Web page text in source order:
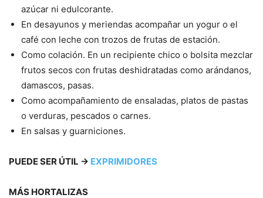
azúcar ni edulcorante.
En desayunos y meriendas acompañar un yogur o el
café con leche con trozos de frutas de estación.
Como colación. En un recipiente chico o bolsita mezclar
frutos secos con frutas deshidratadas como arándanos,
damascos, pasas.
Como acompañamiento de ensaladas, platos de pastas
o verduras, pescados o carnes.
En salsas y guarniciones.
PUEDE SER ÚTIL → EXPRIMIDORES
MÁS HORTALIZAS